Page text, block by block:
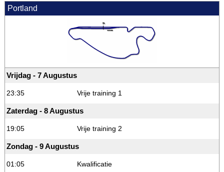
Portland
Vrijdag - 7 Augustus
23:35 Vrije training 1
Zaterdag - 8 Augustus
19:05 Vrije training 2
Zondag - 9 Augustus
01:05 Kwalificatie